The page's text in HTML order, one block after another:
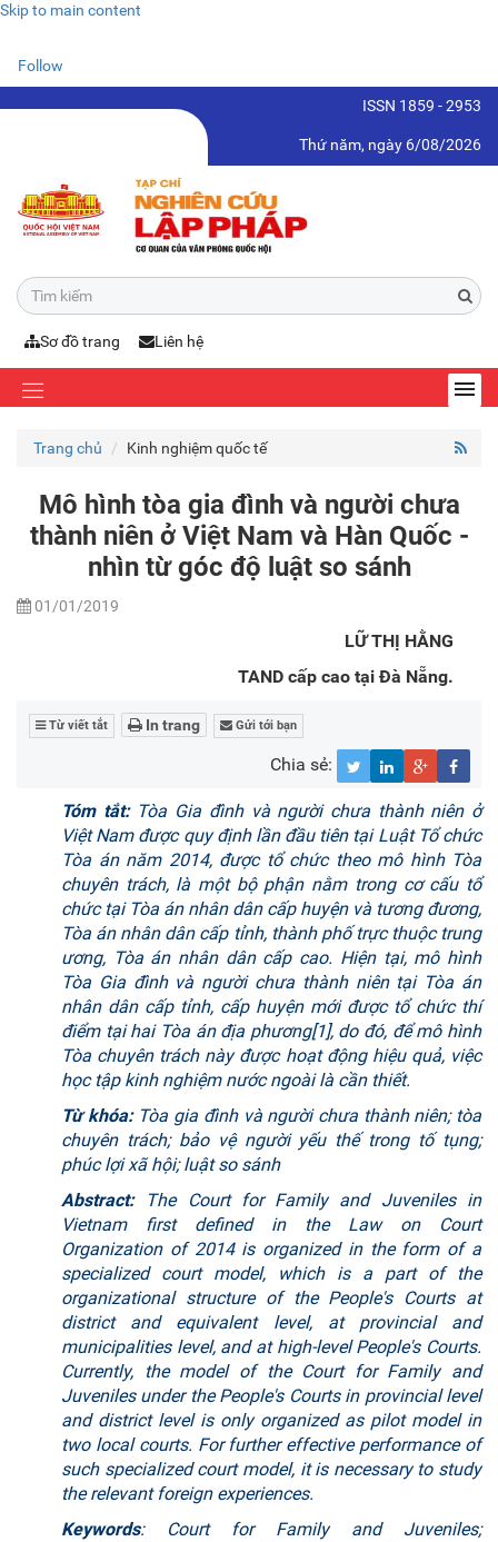
Skip to main content
Follow
ISSN 1859 - 2953
Thứ năm, ngày 6/08/2026
Sơ đồ trang Liên hệ
Trang chủ Kinh nghiệm quốc tế
Mô hình tòa gia đình và người chưa
thành niên ở Việt Nam và Hàn Quốc -
nhìn từ góc độ luật so sánh
01/01/2019
LỮ THỊ HẰNG
TAND cấp cao tại Đà Nẵng.
Từ viết tắt In trang Gửi tới bạn
Chia sẻ:
Tóm tắt:Tòa Gia đình và người chưa thành niên ở
Việt Nam được quy định lần đầu tiên tại Luật Tổ chức
Tòa án năm 2014, được tổ chức theo mô hình Tòa
chuyên trách, là một bộ phận nằm trong cơ cấu tổ
chức tại Tòa án nhân dân cấp huyện và tương đương,
Tòa án nhân dân cấp tỉnh, thành phố trực thuộc trung
ương, Tòa án nhân dân cấp cao. Hiện tại, mô hình
Tòa Gia đình và người chưa thành niên tại Tòa án
nhân dân cấp tỉnh, cấp huyện mới được tổ chức thí
điểm tại hai Tòa án địa phương[1], do đó, để mô hình
Tòa chuyên trách này được hoạt động hiệu quả, việc
học tập kinh nghiệm nước ngoài là cần thiết.
Từ khóa: Tòa gia đình và người chưa thành niên; tòa
chuyên trách; bảo vệ người yếu thế trong tố tụng;
phúc lợi xã hội; luật so sánh
Abstract:
The Court for Family and Juveniles in
Vietnam first defined in the Law on Court
Organization of 2014 is organized in the form of a
specialized court model, which is a part of the
organizational structure of the People's Courts at
district and equivalent level, at provincial and
municipalities level, and at high-level People's Courts.
Currently, the model of the Court for Family and
Juveniles under the People's Courts in provincial level
and district level is only organized as pilot model in
two local courts. For further effective performance of
such specialized court model, it is necessary to study
the relevant foreign experiences.
Keywords: Court for Family and Juveniles;